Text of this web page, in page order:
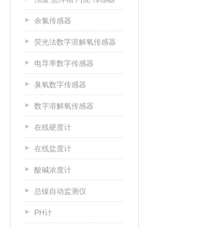
余氯传感器
荧光法数字溶解氧传感器
电导率数字传感器
臭氧数字传感器
数字溶解氧传感器
在线硬度计
在线盐度计
酸碱浓度计
总镍自动监测仪
PH计